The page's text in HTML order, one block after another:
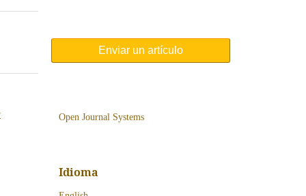
Enviar un artículo
Open Journal Systems
Idioma